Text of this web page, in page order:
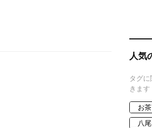
人気
タグ
きます
お茶
八